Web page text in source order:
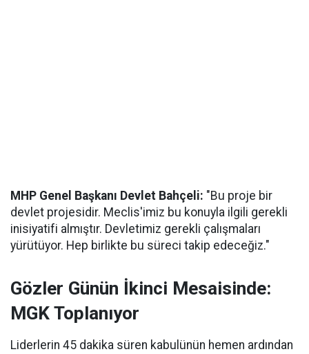
MHP Genel Başkanı Devlet Bahçeli: "Bu proje bir
devlet projesidir. Meclis'imiz bu konuyla ilgili gerekli
inisiyatifi almıştır. Devletimiz gerekli çalışmaları
yürütüyor. Hep birlikte bu süreci takip edeceğiz."
Gözler Günün İkinci Mesaisinde:
MGK Toplanıyor
Liderlerin 45 dakika süren kabulünün hemen ardından